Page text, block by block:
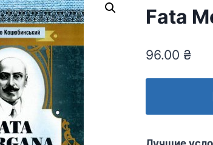
Fata
96.00 ₴